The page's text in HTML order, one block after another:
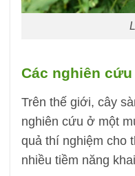
Các nghiên
Trên thế giới, cây
nghiên cứu ở một
quả thí nghiệm cho
nhiều tiềm năng